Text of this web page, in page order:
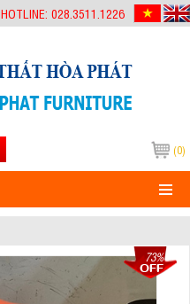
HOTLINE: 028.3511.1226
(0)
73%